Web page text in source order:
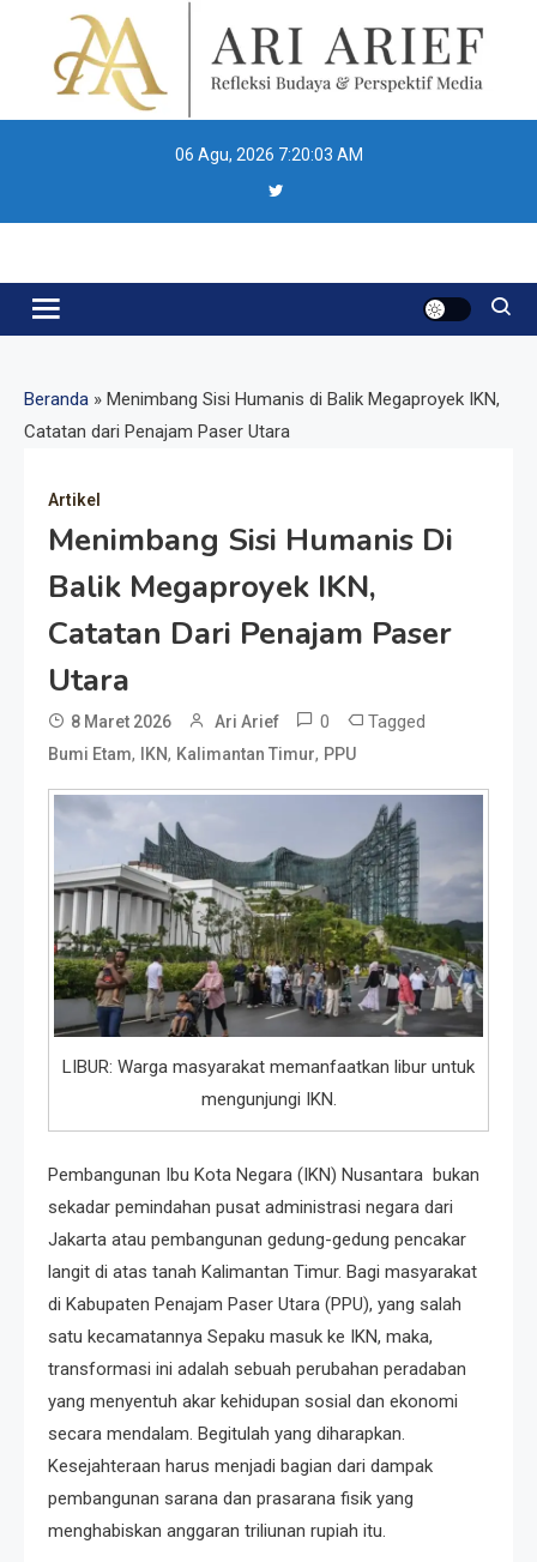
content
06 Agu, 2026 7:20:03 AM
Ari Arief
Beranda » Menimbang Sisi Humanis di Balik Megaproyek IKN,
Catatan dari Penajam Paser Utara
Artikel
Menimbang Sisi Humanis Di
Balik Megaproyek IKN,
Catatan Dari Penajam Paser
Utara
8 Maret 2026 Ari Arief 0 Tagged
Bumi Etam, IKN, Kalimantan Timur, PPU
LIBUR: Warga masyarakat memanfaatkan libur untuk
mengunjungi IKN.
Pembangunan Ibu Kota Negara (IKN) Nusantara bukan
sekadar pemindahan pusat administrasi negara dari
Jakarta atau pembangunan gedung-gedung pencakar
langit di atas tanah Kalimantan Timur. Bagi masyarakat
di Kabupaten Penajam Paser Utara (PPU), yang salah
satu kecamatannya Sepaku masuk ke IKN, maka,
transformasi ini adalah sebuah perubahan peradaban
yang menyentuh akar kehidupan sosial dan ekonomi
secara mendalam. Begitulah yang diharapkan.
Kesejahteraan harus menjadi bagian dari dampak
pembangunan sarana dan prasarana fisik yang
menghabiskan anggaran triliunan rupiah itu.